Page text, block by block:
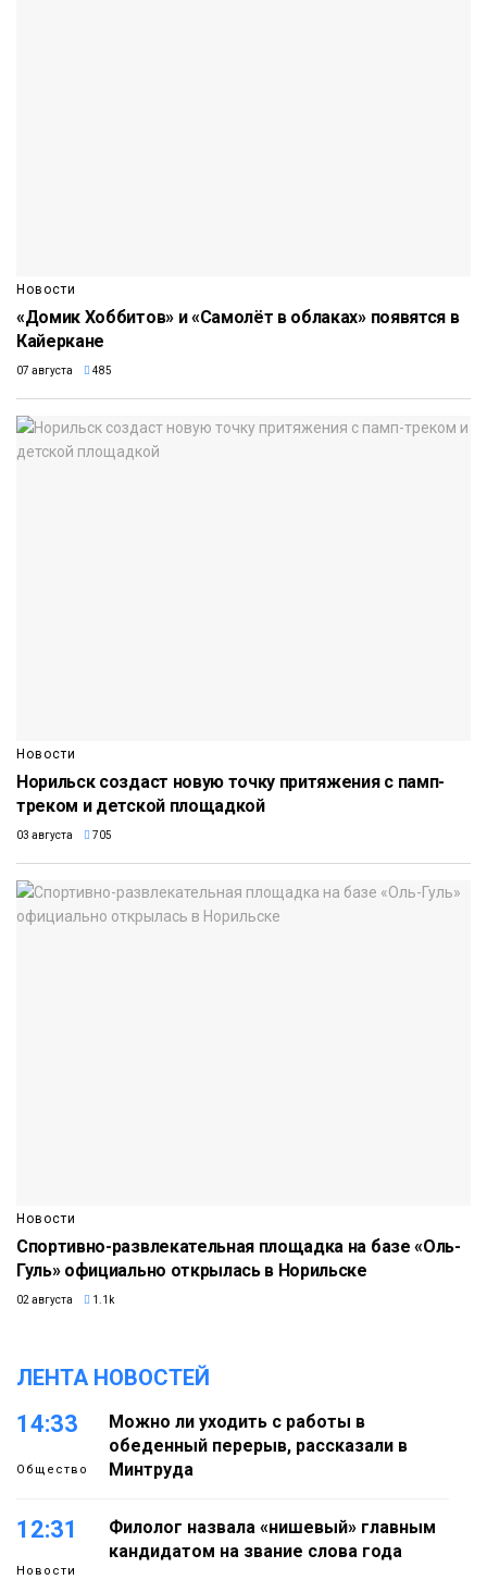
Новости
«Домик Хоббитов» и «Самолёт в облаках» появятся в
Кайеркане
07 августа 485
Новости
Норильск создаст новую точку притяжения с памп-
треком и детской площадкой
03 августа 705
Новости
Спортивно-развлекательная площадка на базе «Оль-
Гуль» официально открылась в Норильске
02 августа 1.1k
ЛЕНТА НОВОСТЕЙ
14:33
Общество
Можно ли уходить с работы в
обеденный перерыв, рассказали в
Минтруда
12:31
Новости
Филолог назвала «нишевый» главным
кандидатом на звание слова года